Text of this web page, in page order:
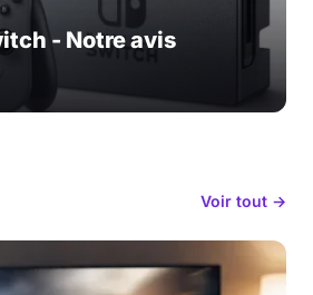
- Notre avis
Voir tout →